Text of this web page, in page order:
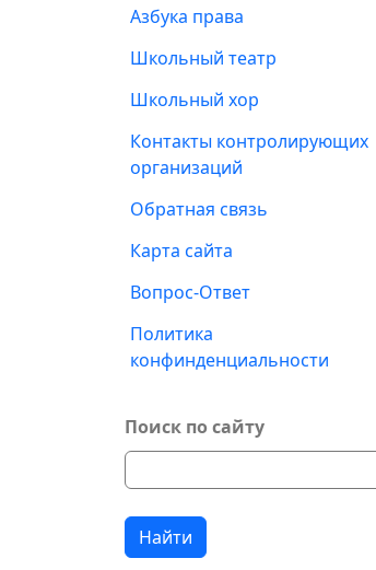
Азбука права
Школьный театр
Школьный хор
Контакты контролирующих
организаций
Обратная связь
Карта сайта
Вопрос-Ответ
Политика
конфинденциальности
Поиск по сайту
Найти